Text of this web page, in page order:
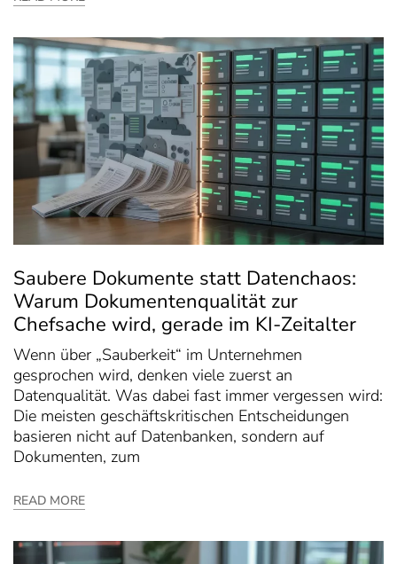
Saubere Dokumente statt Datenchaos:
Warum Dokumentenqualität zur
Chefsache wird, gerade im KI-Zeitalter
Wenn über „Sauberkeit“ im Unternehmen
gesprochen wird, denken viele zuerst an
Datenqualität. Was dabei fast immer vergessen wird:
Die meisten geschäftskritischen Entscheidungen
basieren nicht auf Datenbanken, sondern auf
Dokumenten, zum
READ MORE